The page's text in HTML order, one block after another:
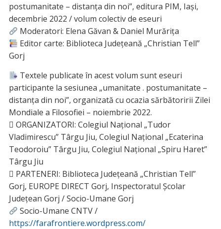
postumanitate – distanţa din noi”, editura PIM, Iași,
decembrie 2022 / volum colectiv de eseuri
Moderatori: Elena Găvan & Daniel Murărița
Editor carte: Biblioteca Judeţeană „Christian Tell”
Gorj
Textele publicate în acest volum sunt eseuri
participante la sesiunea „umanitate . postumanitate –
distanţa din noi”, organizată cu ocazia sărbătoririi Zilei
Mondiale a Filosofiei – noiembrie 2022.
 ORGANIZATORI: Colegiul Naţional „Tudor
Vladimirescu” Târgu Jiu, Colegiul Naţional „Ecaterina
Teodoroiu” Târgu Jiu, Colegiul Naţional „Spiru Haret”
Târgu Jiu
 PARTENERI: Biblioteca Județeană „Christian Tell”
Gorj, EUROPE DIRECT Gorj, Inspectoratul Școlar
Județean Gorj / Socio-Umane Gorj
Socio-Umane CNTV /
https://farafrontiere.wordpress.com/